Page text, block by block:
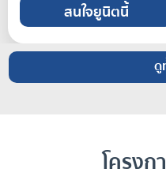
สนใจยูนิตนี้
ดู
โครงก